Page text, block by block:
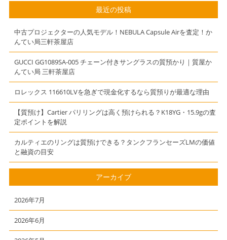
預かり】【質】
【かんてい局】
【三軒茶屋】
ー マスターズ
セレクト 43
度/700ml 質
局 三軒茶屋店
（東急田園都市
越しのお客様よ
り買取させて頂
きました）
最近の投稿
中古プロジェクターの人気モデル！NEBULA Capsule Airを査定！か
んてい局三軒茶屋店
GUCCI GG1089SA-005 チェーン付きサングラスの質預かり｜質屋か
んてい局 三軒茶屋店
ロレックス 116610LVを急ぎで現金化するなら質預りが最適な理由
【質預け】Cartier パリリングは高く預けられる？K18YG・15.9gの査
定ポイントを解説
カルティエのリングは質預けできる？タンクフランセーズLMの価値
と融資の目安
アーカイブ
2026年7月
2026年6月